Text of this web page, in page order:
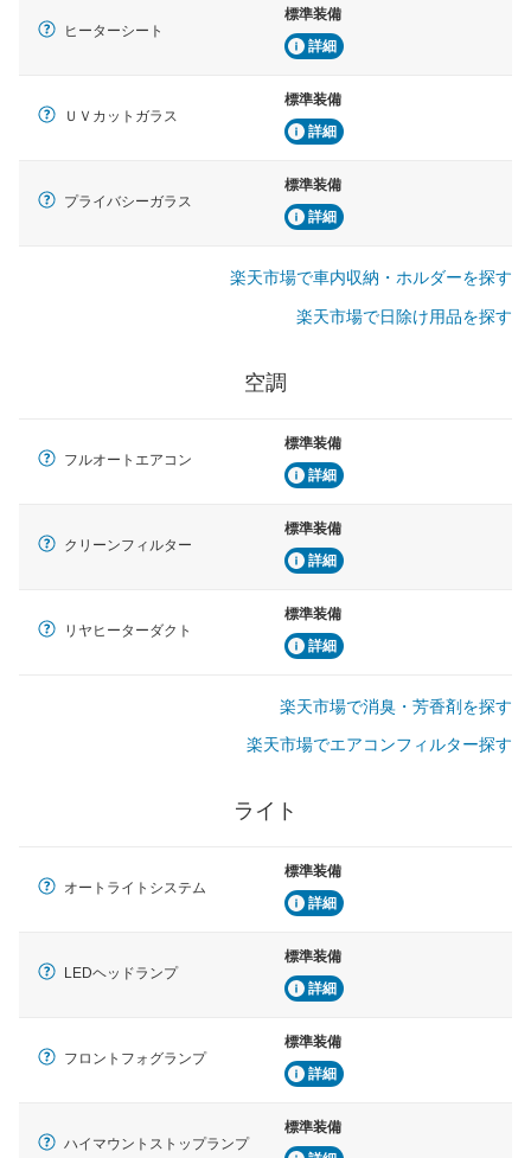
ヒーターシート
標準装備
詳細
ＵＶカットガラス
標準装備
詳細
プライバシーガラス
標準装備
詳細
楽天市場で車内収納・ホルダーを探す
楽天市場で日除け用品を探す
空調
フルオートエアコン
標準装備
詳細
クリーンフィルター
標準装備
詳細
リヤヒーターダクト
標準装備
詳細
楽天市場で消臭・芳香剤を探す
楽天市場でエアコンフィルター探す
ライト
オートライトシステム
標準装備
詳細
LEDヘッドランプ
標準装備
詳細
フロントフォグランプ
標準装備
詳細
ハイマウントストップランプ
標準装備